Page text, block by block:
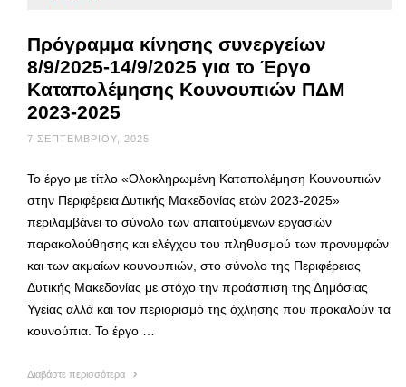
Πρόγραμμα κίνησης συνεργείων
8/9/2025-14/9/2025 για το Έργο
Καταπολέμησης Κουνουπιών ΠΔΜ
2023-2025
7 ΣΕΠΤΕΜΒΡΊΟΥ, 2025
Το έργο με τίτλο «Ολοκληρωμένη Καταπολέμηση Κουνουπιών
στην Περιφέρεια Δυτικής Μακεδονίας ετών 2023-2025»
περιλαμβάνει το σύνολο των απαιτούμενων εργασιών
παρακολούθησης και ελέγχου του πληθυσμού των προνυμφών
και των ακμαίων κουνουπιών, στο σύνολο της Περιφέρειας
Δυτικής Μακεδονίας με στόχο την προάσπιση της Δημόσιας
Υγείας αλλά και τον περιορισμό της όχλησης που προκαλούν τα
κουνούπια. Το έργο …
Διαβάστε περισσότερα